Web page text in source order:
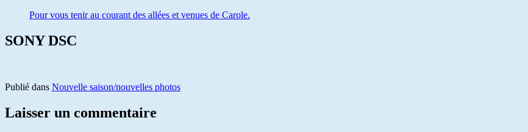
Pour vous tenir au courant des allées et venues de Carole.
SONY DSC
Publié dans Nouvelle saison/nouvelles photos
Laisser un commentaire